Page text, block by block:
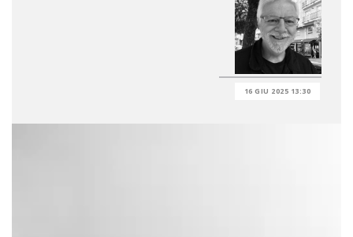
16 GIU 2025 13:30